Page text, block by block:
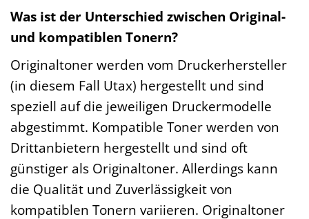
Was ist der Unterschied zwischen Original-
und kompatiblen Tonern?
Originaltoner werden vom Druckerhersteller
(in diesem Fall Utax) hergestellt und sind
speziell auf die jeweiligen Druckermodelle
abgestimmt. Kompatible Toner werden von
Drittanbietern hergestellt und sind oft
günstiger als Originaltoner. Allerdings kann
die Qualität und Zuverlässigkeit von
kompatiblen Tonern variieren. Originaltoner